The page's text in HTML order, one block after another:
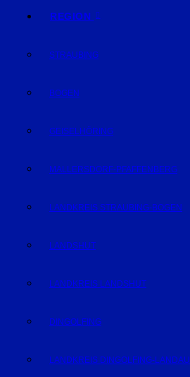
REGION
STRAUBING
BOGEN
GEISELHÖRING
MALLERSDORF-PFAFFENBERG
LANDKREIS STRAUBING-BOGEN
LANDSHUT
LANDKREIS LANDSHUT
DINGOLFING
LANDKREIS DINGOLFING-LANDAU